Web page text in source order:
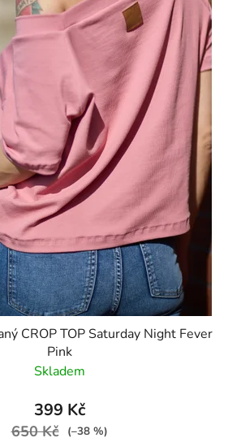
CROP TOP Saturday Night Fever
Pink
Skladem
399 Kč
650 Kč (–38 %)